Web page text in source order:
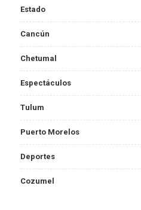
Estado
Cancún
Chetumal
Espectáculos
Tulum
Puerto Morelos
Deportes
Cozumel